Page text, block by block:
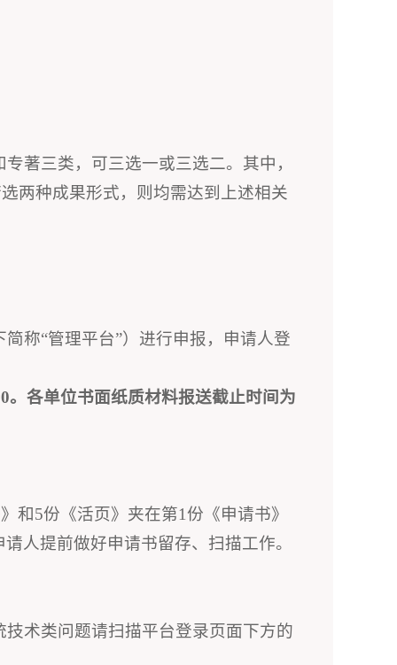
著三类，可三选一或三选二。其中，
两种成果形式，则均需达到上述相关
称“管理平台”）进行申报，申请人登
。各单位书面纸质材料报送截止时间为
和5份《活页》夹在第1份《申请书》
人提前做好申请书留存、扫描工作。
术类问题请扫描平台登录页面下方的